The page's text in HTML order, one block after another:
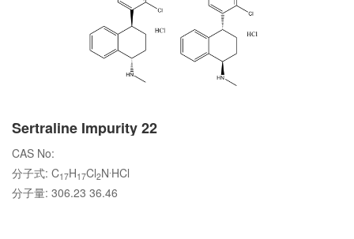
Sertraline Impurity 22
CAS No:
分子式: C17H17Cl2N HCl
分子量: 306.23 36.46